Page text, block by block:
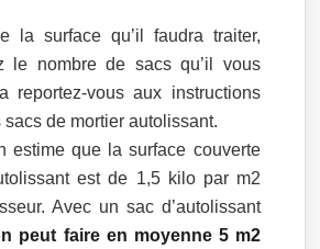
la surface qu’il faudra traiter,
le nombre de sacs qu’il vous
reportez-vous aux instructions
sacs de mortier autolissant.
estime que la surface couverte
est de 1,5 kilo par m2
Avec un sac d’autolissant
peut faire en moyenne 5 m2